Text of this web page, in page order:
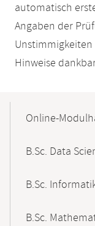
automatisch
Angaben der
Hinweise
NavigationOnline-
B.Sc. Data
B.Sc.
B.Sc.